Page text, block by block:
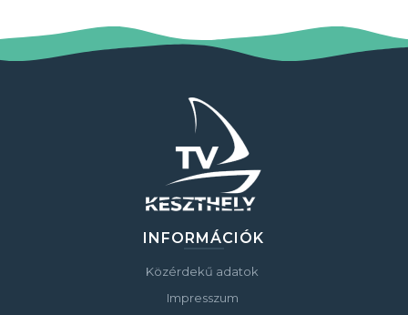
INFORMÁCIÓK
Közérdekű adatok
Impresszum